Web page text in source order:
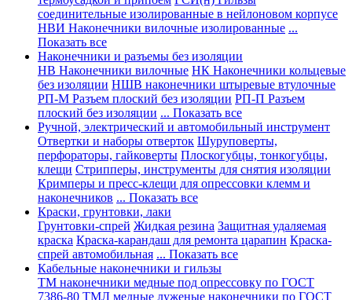
соединительные изолированные в нейлоновом корпусе
НВИ Наконечники вилочные изолированные ...
Показать все
Наконечники и разъемы без изоляции
НВ Наконечники вилочные НК Наконечники кольцевые
без изоляции НШВ наконечники штыревые втулочные
РП-М Разъем плоский без изоляции РП-П Разъем
плоский без изоляции ... Показать все
Ручной, электрический и автомобильный инструмент
Отвертки и наборы отверток Шуруповерты,
перфораторы, гайковерты Плоскогубцы, тонкогубцы,
клещи Стрипперы, инструменты для снятия изоляции
Кримперы и пресс-клещи для опрессовки клемм и
наконечников ... Показать все
Краски, грунтовки, лаки
Грунтовки-спрей Жидкая резина Защитная удаляемая
краска Краска-карандаш для ремонта царапин Краска-
спрей автомобильная ... Показать все
Кабельные наконечники и гильзы
ТМ наконечники медные под опрессовку по ГОСТ
7386-80 ТМЛ медные луженые наконечники по ГОСТ